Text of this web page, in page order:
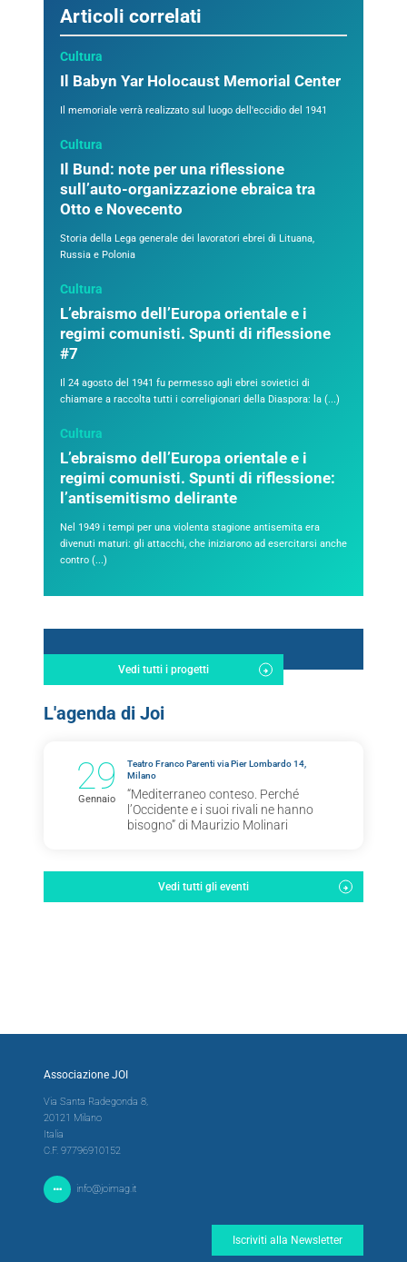
Articoli correlati
Cultura
Il Babyn Yar Holocaust Memorial Center
Il memoriale verrà realizzato sul luogo dell'eccidio del 1941
Cultura
Il Bund: note per una riflessione
sull’auto-organizzazione ebraica tra
Otto e Novecento
Storia della Lega generale dei lavoratori ebrei di Lituana,
Russia e Polonia
Cultura
L’ebraismo dell’Europa orientale e i
regimi comunisti. Spunti di riflessione
#7
Il 24 agosto del 1941 fu permesso agli ebrei sovietici di
chiamare a raccolta tutti i correligionari della Diaspora: la (...)
Cultura
L’ebraismo dell’Europa orientale e i
regimi comunisti. Spunti di riflessione:
l’antisemitismo delirante
Nel 1949 i tempi per una violenta stagione antisemita era
divenuti maturi: gli attacchi, che iniziarono ad esercitarsi anche
contro (...)
Vedi tutti i progetti
L'agenda di Joi
29
Gennaio
Teatro Franco Parenti via Pier Lombardo 14,
Milano
“Mediterraneo conteso. Perché
l’Occidente e i suoi rivali ne hanno
bisogno” di Maurizio Molinari
Vedi tutti gli eventi
Associazione JOI
Via Santa Radegonda 8,
20121 Milano
Italia
C.F. 97796910152
info@joimag.it
Iscriviti alla Newsletter